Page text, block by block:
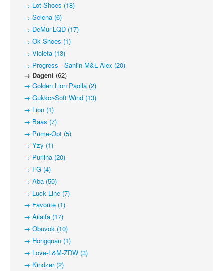
→ Lot Shoes (18)
→ Selena (6)
→ DeMur-LQD (17)
→ Ok Shoes (1)
→ Violeta (13)
→ Progress - Sanlin-M&L Alex (20)
→ Dageni (62)
→ Golden Lion Paolla (2)
→ Gukkcr-Soft Wind (13)
→ Lion (1)
→ Baas (7)
→ Prime-Opt (5)
→ Yzy (1)
→ Purlina (20)
→ FG (4)
→ Aba (50)
→ Luck Line (7)
→ Favorite (1)
→ Ailaifa (17)
→ Obuvok (10)
→ Hongquan (1)
→ Love-L&M-ZDW (3)
→ Kindzer (2)